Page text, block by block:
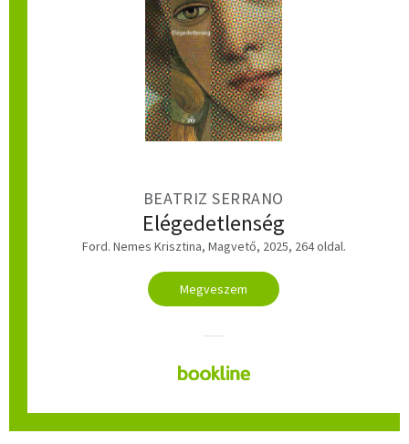
BEATRIZ SERRANO
Elégedetlenség
Ford. Nemes Krisztina, Magvető, 2025, 264 oldal.
Megveszem